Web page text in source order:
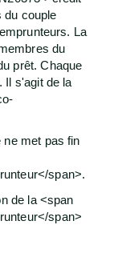
du couple
La
du
prêt. Chaque
Il s'agit de la
ne met pas fin
span>.
de la <span
span>